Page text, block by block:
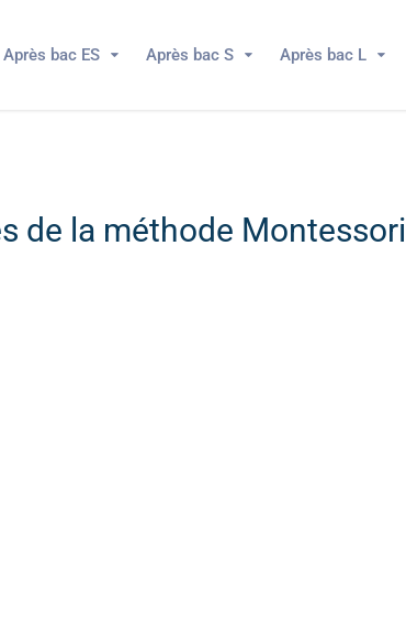
Après bac ES Après bac S Après bac L
de la méthode Montessori